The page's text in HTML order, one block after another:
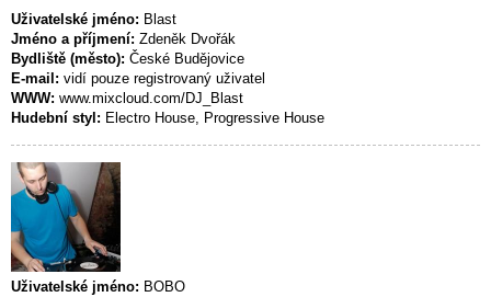
Uživatelské jméno: Blast
Jméno a příjmení: Zdeněk Dvořák
Bydliště (město): České Budějovice
E-mail: vidí pouze registrovaný uživatel
WWW: www.mixcloud.com/DJ_Blast
Hudební styl: Electro House, Progressive House
Uživatelské jméno: BOBO